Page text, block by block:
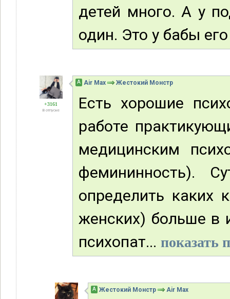
детей много. А у
один. Это у бабы
+3161
В отпуске
А Air Max Жестокий Монстр
Есть хорошие
работе
медицинским
фемининность).
определить каких
женских) больше в
психопат... показать
А Жестокий Монстр Air Max